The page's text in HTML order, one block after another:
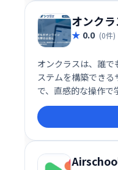
オンクラ
0.0 (0件)
オンクラスは、誰
ステムを構築でき
で、直感的な操作で
能。充実した機能
し、学習者の満足度